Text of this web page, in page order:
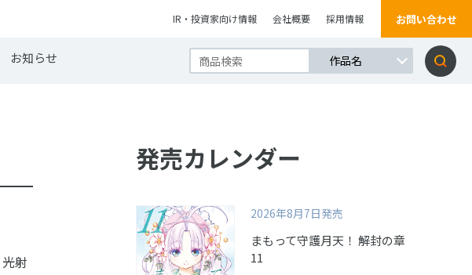
IR・投資家向け情報 会社概要 採用情報 お問い合わせ
お知らせ
射
発売カレンダー
2026年8月7日発売
まもって守護月天！ 解封の章
11